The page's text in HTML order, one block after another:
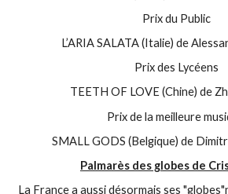
Prix du Public
L’ARIA SALATA (Italie) de
Prix des Lycéens
TEETH OF LOVE (Chine) de
Prix de la meilleure
SMALL GODS (Belgique) de
Palmarès des globes de
La France a aussi désormais ses